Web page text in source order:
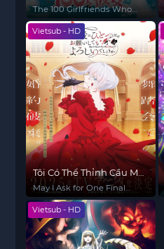
rất rất rất rất rất nhiều
(Phần 3)
The 100 Girlfriends Who
Really, Really, Really, Really,
REALLY Love You (Season
3)
Vietsub - HD
Tôi Có Thể Thỉnh Cầu Một
Điều Cuối Cùng?
May I Ask for One Final
Thing?
Vietsub - HD